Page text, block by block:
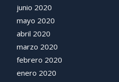
junio 2020
mayo 2020
abril 2020
marzo 2020
febrero 2020
enero 2020